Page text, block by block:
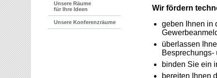
Unsere Räume
für Ihre Ideen
Unsere Konferenzräume
Wir fördern
geben Ihnen in
überlassen
Besprechungs-
binden Sie ein
bereiten Ihnen